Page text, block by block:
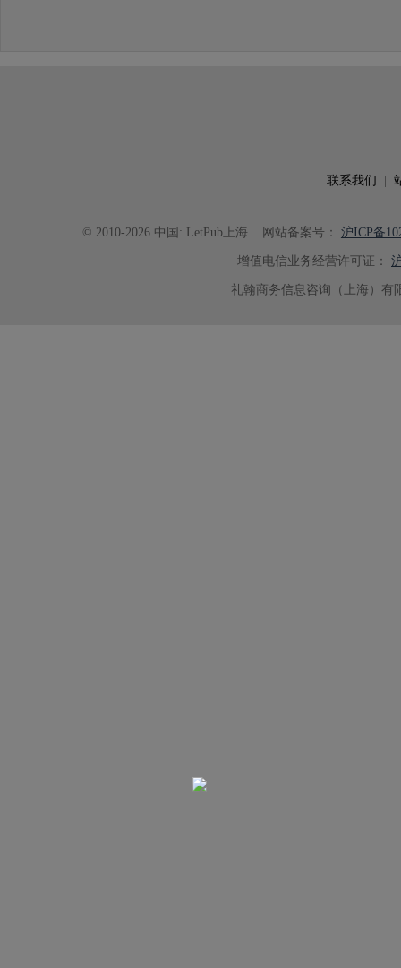
联系我们
© 2010-2026 中国: LetPub上海 网站备案号： 沪ICP备
增值电信业务经营许可证：
礼翰商务信息咨询（上海）